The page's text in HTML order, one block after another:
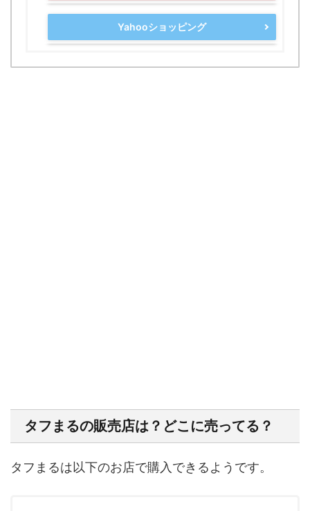
Yahooショッピング
タフまるの販売店は？どこに売ってる？
タフまるは以下のお店で購入できるようです。